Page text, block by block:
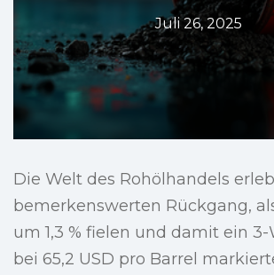
Juli 26, 2025
Die Welt des Rohölhandels
bemerkenswerten Rückgang,
um 1,3 % fielen und damit ein
bei 65,2 USD pro Barrel